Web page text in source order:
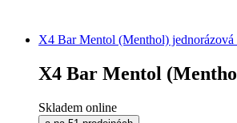
X4 Bar Mentol (Menthol) jednorázová
X4 Bar Mentol
Skladem online